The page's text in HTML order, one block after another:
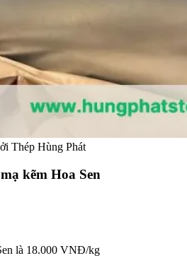
Thép Hùng Phát
kẽm Hoa Sen
là 18.000 VNĐ/kg